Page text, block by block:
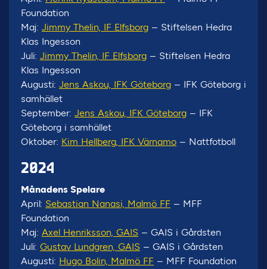
Foundation
Maj: Jimmy Thelin, IF Elfsborg – Stiftelsen Hedra
Klas Ingesson
Juli: Jimmy Thelin, IF Elfsborg – Stiftelsen Hedra
Klas Ingesson
Augusti: Jens Askou, IFK Göteborg – IFK Göteborg i
samhället
September: Jens Askou, IFK Göteborg – IFK
Göteborg i samhället
Oktober: Kim Hellberg, IFK Värnamo – Nattfotboll
2024
Månadens Spelare
April: Sebastian Nanasi, Malmö FF – MFF
Foundation
Maj: Axel Henriksson, GAIS – GAIS i Gårdsten
Juli: Gustav Lundgren, GAIS – GAIS i Gårdsten
Augusti: Hugo Bolin, Malmö FF – MFF Foundation